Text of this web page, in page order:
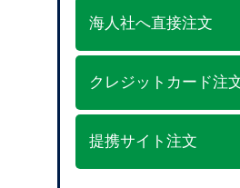
海人社へ直接注文
クレジットカード注
提携サイト注文